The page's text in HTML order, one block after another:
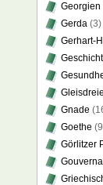
Georgien
Gerda (3)
Gerhart-
Gnade
Goethe
Görlitzer